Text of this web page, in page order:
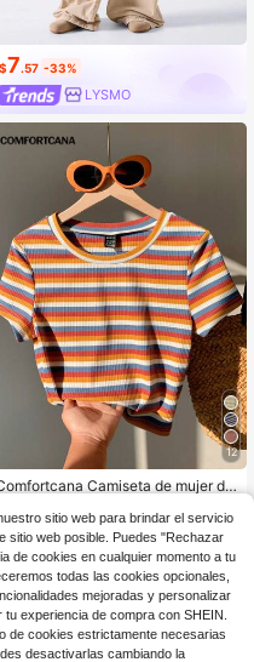
$7.57 -33%
LYSMO
12
Camiseta de mujer de
y de moda para uso diario
6.09 -12%
sitio web para brindar el servicio
sitio web posible. Puedes "Rechazar
de cookies en cualquier momento a tu
todas las cookies opcionales,
mejoradas y personalizar
experiencia de compra con SHEIN.
de cookies estrictamente necesarias
desactivarlas cambiando la